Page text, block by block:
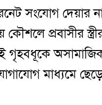
সংযোগ দেয়ার
প্রবাসীর
অসামাজিক
মাধ্যমে